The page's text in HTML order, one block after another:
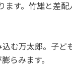
す。竹雄と差配
む万太郎。子ど
らみます。